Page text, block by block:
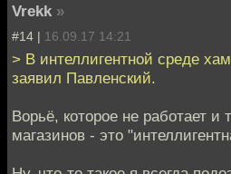
Vrekk »
#14 | 16.09.17 14:21
> В интеллигентной среде
заявил Павленский.
Ворьё, которое не работает и
магазинов - это